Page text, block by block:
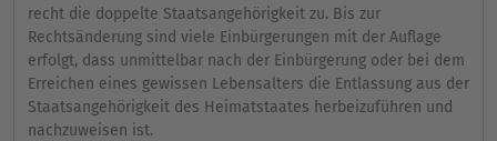
recht die doppelte Staatsangehörigkeit zu. Bis zur
Rechtsänderung sind viele Einbürgerungen mit der Auflage
erfolgt, dass unmittelbar nach der Einbürgerung oder bei dem
Erreichen eines gewissen Lebensalters die Entlassung aus der
Staatsangehörigkeit des Heimatstaates herbeizuführen und
nachzuweisen ist.